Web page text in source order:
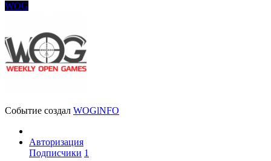
WOG
Событие создал WOGlNFO
Авторизация
Подписчики 1